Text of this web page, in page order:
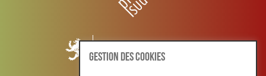
GESTION DES COOKIES